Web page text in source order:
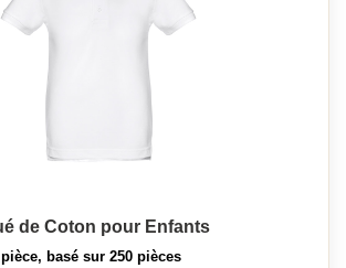
de Coton pour Enfants
pièce, basé sur 250 pièces